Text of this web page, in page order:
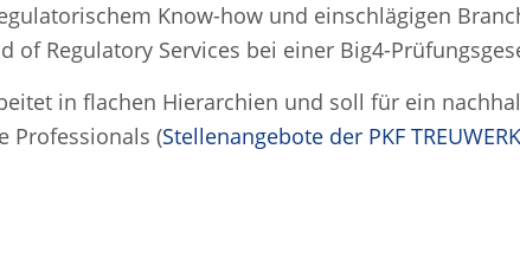
Know-how und einschlägigen
of Regulatory Services bei einer Big4-
in flachen Hierarchien und soll für ein
Professionals (Stellenangebote der PKF